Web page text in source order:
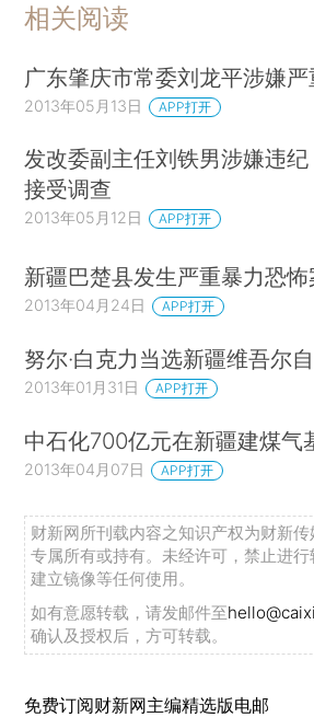
相关阅读
广东肇庆市常委刘龙平涉嫌
2013年05月13日 APP打开
发改委副主任刘铁男涉嫌违纪
接受调查
2013年05月12日 APP打开
新疆巴楚县发生严重暴力恐
2013年04月24日 APP打开
努尔·白克力当选新疆维吾尔
2013年01月31日 APP打开
中石化700亿元在新疆建煤气
2013年04月07日 APP打开
财新网所刊载内容之知识产权为财新
专属所有或持有。未经许可，禁止进
建立镜像等任何使用。
如有意愿转载，请发邮件至
确认及授权后，方可转载。
免费订阅财新网主编精选版电邮